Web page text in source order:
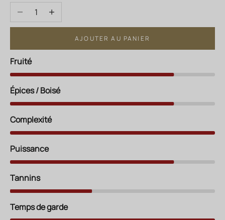
Diminuer la quantitéAugmenter la quantité
AJOUTER AU PANIER
Fruité
Épices / Boisé
Complexité
Puissance
Tannins
Temps de garde